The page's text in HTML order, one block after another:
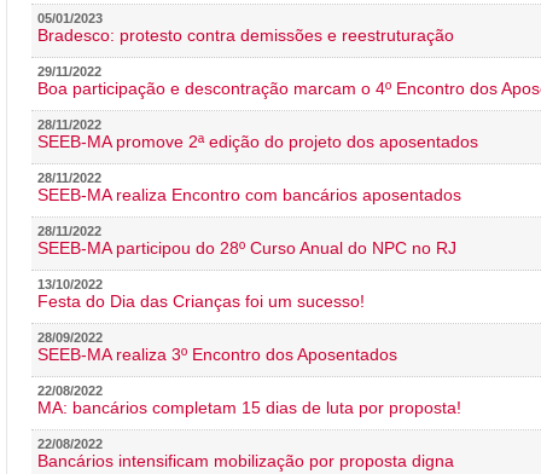
05/01/2023
Bradesco: protesto contra demissões e reestruturação
29/11/2022
Boa participação e descontração marcam o 4º Encontro dos
28/11/2022
SEEB-MA promove 2ª edição do projeto dos aposentados
28/11/2022
SEEB-MA realiza Encontro com bancários aposentados
28/11/2022
SEEB-MA participou do 28º Curso Anual do NPC no RJ
13/10/2022
Festa do Dia das Crianças foi um sucesso!
28/09/2022
SEEB-MA realiza 3º Encontro dos Aposentados
22/08/2022
MA: bancários completam 15 dias de luta por proposta!
22/08/2022
Bancários intensificam mobilização por proposta digna